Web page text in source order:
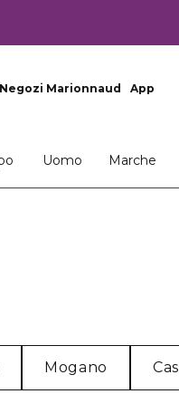
Negozi Marionnaud App
Uomo Marche
Mogano